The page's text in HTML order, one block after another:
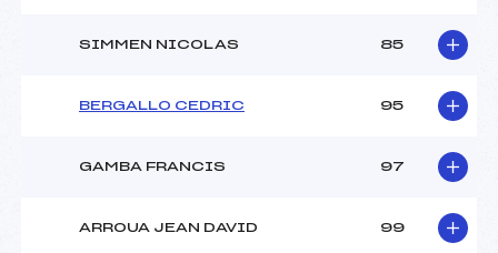
SIMMEN NICOLAS 85
BERGALLO CEDRIC 95
GAMBA FRANCIS 97
ARROUA JEAN DAVID 99